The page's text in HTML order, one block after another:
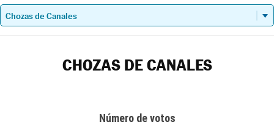
CHOZAS DE CANALES
Número de votos